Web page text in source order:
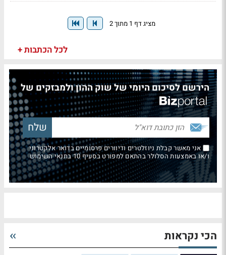
מציג דף 1 מתוך 2
לכל הכתבות +
הירשם לסיכום היומי של שוק ההון ולמבזקים של
אני מאשר קבלת ניוזלטרים ודיוורים פרסומיים בדואר אלקטרוני
ו/או באמצעות הסלולר בהתאם למפורט בסעיף 10 בתנאי השימוש
הכי נקראות